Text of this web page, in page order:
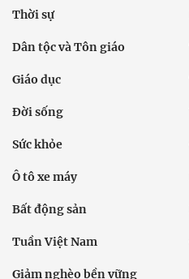
Thời sự
Dân tộc và Tôn giáo
Giáo dục
Đời sống
Sức khỏe
Ô tô xe máy
Bất động sản
Tuần Việt Nam
Giảm nghèo bền vững